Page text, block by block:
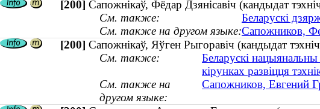
[200] Сапожнікаў, Фёдар Дзянісавіч (кандыдат
См. также:
Беларускі
См. также на другом языке:Сапожников,
[200] Сапожнікаў, Яўген Рыгоравіч (кандыдат
См. также:
Беларускі
кірунках развіцця
См. также на
другом языке:
Сапожников, Евгений